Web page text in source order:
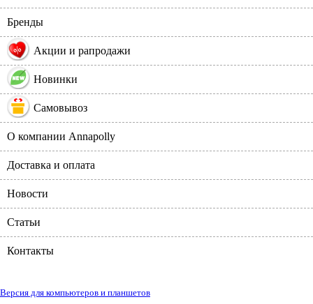
Бренды
% Акции и рапродажи
Новинки
Самовывоз
О компании Annapolly
Доставка и оплата
Новости
Статьи
Контакты
Версия для компьютеров и планшетов